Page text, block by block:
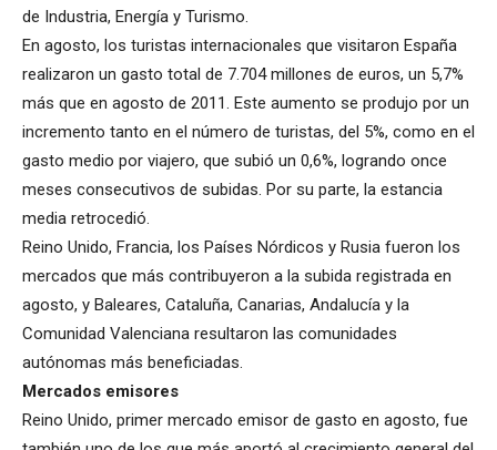
de Industria, Energía y Turismo.
En agosto, los turistas internacionales que visitaron España
realizaron un gasto total de 7.704 millones de euros, un 5,7%
más que en agosto de 2011. Este aumento se produjo por un
incremento tanto en el número de turistas, del 5%, como en el
gasto medio por viajero, que subió un 0,6%, logrando once
meses consecutivos de subidas. Por su parte, la estancia
media retrocedió.
Reino Unido, Francia, los Países Nórdicos y Rusia fueron los
mercados que más contribuyeron a la subida registrada en
agosto, y Baleares, Cataluña, Canarias, Andalucía y la
Comunidad Valenciana resultaron las comunidades
autónomas más beneficiadas.
Mercados emisores
Reino Unido, primer mercado emisor de gasto en agosto, fue